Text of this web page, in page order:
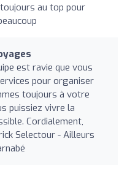
toujours au top pour
est ravie que vous
pour organiser
toujours à votre
puissiez vivre la
Cordialement,
Selectour - Ailleurs